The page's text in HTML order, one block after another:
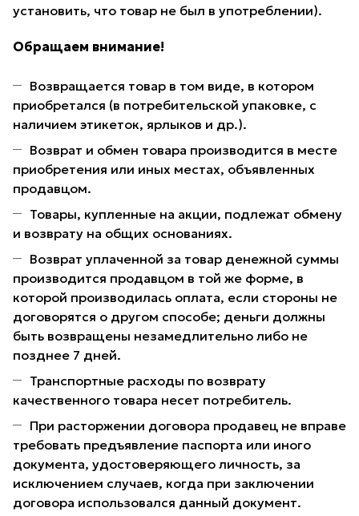
установить, что товар не был в употреблении).
Обращаем внимание!
Возвращается товар в том виде, в котором
приобретался (в потребительской упаковке, с
наличием этикеток, ярлыков и др.).
Возврат и обмен товара производится в месте
приобретения или иных местах, объявленных
продавцом.
Товары, купленные на акции, подлежат обмену
и возврату на общих основаниях.
Возврат уплаченной за товар денежной суммы
производится продавцом в той же форме, в
которой производилась оплата, если стороны не
договорятся о другом способе; деньги должны
быть возвращены незамедлительно либо не
позднее 7 дней.
Транспортные расходы по возврату
качественного товара несет потребитель.
При расторжении договора продавец не вправе
требовать предъявление паспорта или иного
документа, удостоверяющего личность, за
исключением случаев, когда при заключении
договора использовался данный документ.